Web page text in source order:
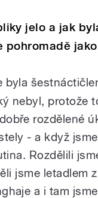
jelo a jak
pohromadě
byla
nebyl, protože
rozdělené
- a když
Rozdělili
jsme letadlem
a i tam